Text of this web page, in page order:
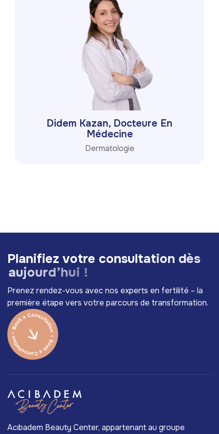
Didem Kazan, Docteure En
Médecine
Dermatologie
Planifiez votre consultation dès
aujourd’hui !
Prenez rendez-vous avec nos experts en fertilité – la
première étape vers votre parcours de transformation.
Acıbadem Beauty Center, appartenant au groupe